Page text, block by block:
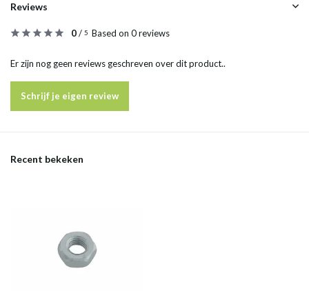
Reviews
0/ 5 Based on 0 reviews
Er zijn nog geen reviews geschreven over dit product..
Schrijf je eigen review
Recent bekeken